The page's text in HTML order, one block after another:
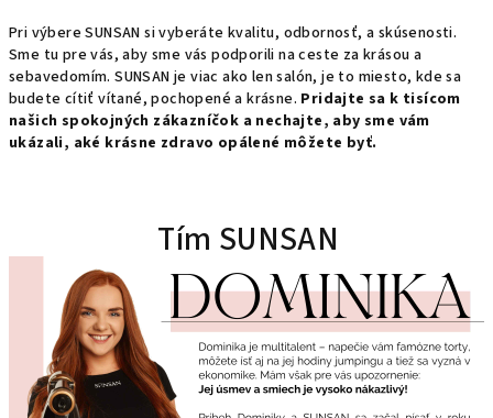
Pri výbere SUNSAN si vyberáte kvalitu, odbornosť, a skúsenosti.
Sme tu pre vás, aby sme vás podporili na ceste za krásou a
sebavedomím. SUNSAN je viac ako len salón, je to miesto, kde sa
budete cítiť vítané, pochopené a krásne. Pridajte sa k tisícom
našich spokojných zákazníčok a nechajte, aby sme vám
ukázali, aké krásne zdravo opálené môžete byť.
Tím SUNSAN